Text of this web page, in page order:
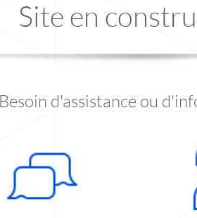
Site en
Besoin d'assistance ou